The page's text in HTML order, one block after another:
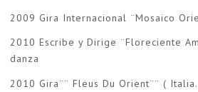
2009 Gira Internacional ¨Mosaico
2010 Escribe y Dirige ¨Floreciente
danza
2010 Gira¨¨ Fleus Du Orient¨¨ (